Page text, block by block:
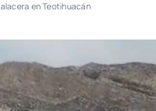
en Teotihuacán